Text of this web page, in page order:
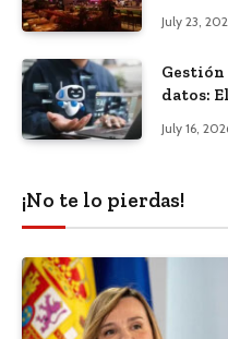
July 23,
Gestión
datos:
July 16,
¡No te lo pierdas!